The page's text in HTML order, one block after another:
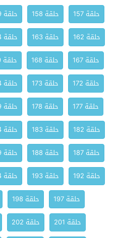
حلقة 157 حلقة 158 حلقة 159
حلقة 162
حلقة 163 حلقة 164
حلقة 167
حلقة 168 حلقة 169
حلقة 172
حلقة 173 حلقة 174
حلقة 177
حلقة 178 حلقة 179
حلقة 182
حلقة 183 حلقة 184
حلقة 187
حلقة 188 حلقة 189
حلقة 192
حلقة 193 حلقة 194
حلقة 197
حلقة 198
حلقة 201
حلقة 202